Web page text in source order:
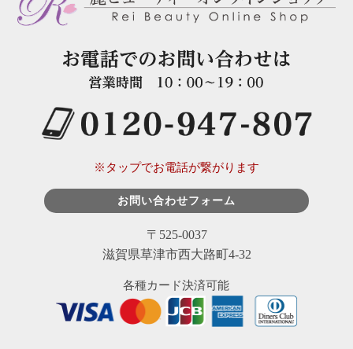
※タップでお電話が繋がります
お問い合わせフォーム
〒525-0037
滋賀県草津市西大路町4-32
各種カード決済可能